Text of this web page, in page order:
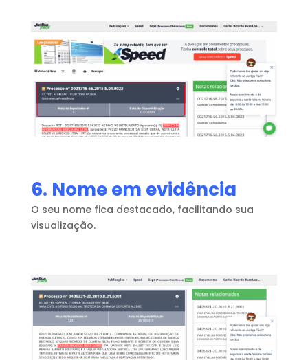
6. Nome em evidência
O seu nome fica destacado, facilitando sua
visualização.